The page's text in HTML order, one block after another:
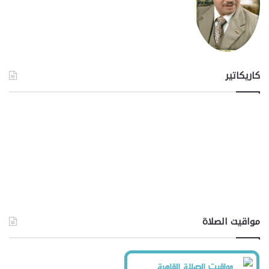
كاريكاتير
مواقيت الصلاة